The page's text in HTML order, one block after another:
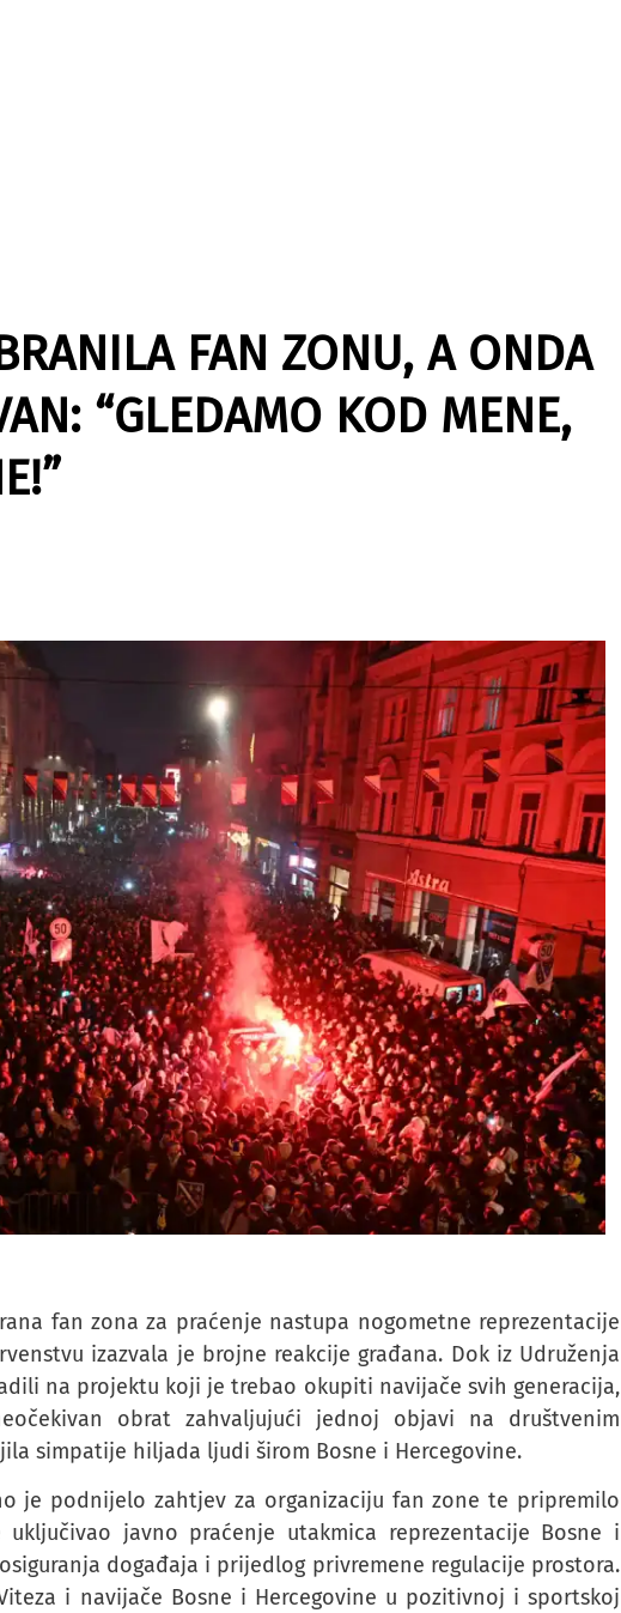
FAN ZONU, A ONDA
“GLEDAMO KOD MENE,
fan zona za praćenje nastupa nogometne reprezentacije
izazvala je brojne reakcije građana. Dok iz Udruženja
na projektu koji je trebao okupiti navijače svih generacija,
obrat zahvaljujući jednoj objavi na društvenim
simpatije hiljada ljudi širom Bosne i Hercegovine.
je podnijelo zahtjev za organizaciju fan zone te pripremilo
uključivao javno praćenje utakmica reprezentacije Bosne i
događaja i prijedlog privremene regulacije prostora.
i navijače Bosne i Hercegovine u pozitivnoj i sportskoj